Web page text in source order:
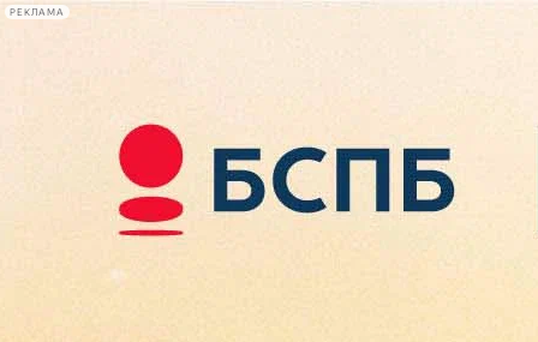
РЕКЛАМА
Сегодня:
2026.08.08
09:57
Афиша Plus